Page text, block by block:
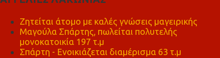
Ζητείται άτομο με καλές γνώσεις μαγειρικής
Μαγούλα Σπάρτης, πωλείται πολυτελής
μονοκατοικία 197 τ.μ
Σπάρτη - Ενοικιάζεται διαμέρισμα 63 τ.μ